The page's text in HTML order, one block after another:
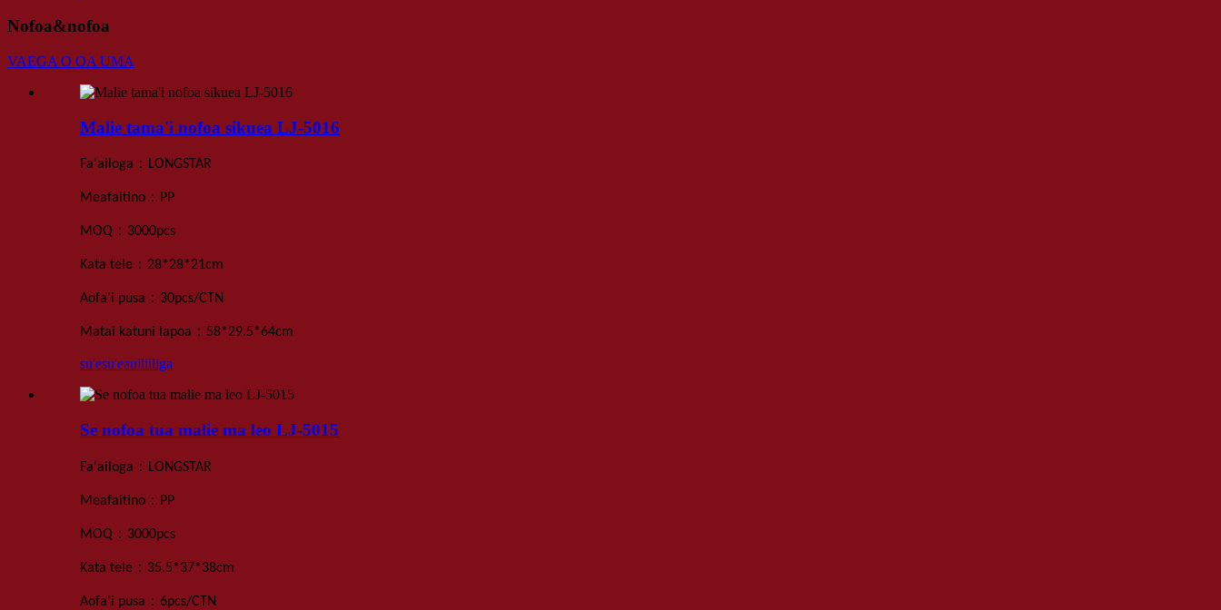
Nofoa&nofoa
VAEGA O OA UMA
Malie tama'i nofoa sikuea LJ-5016
Fa'ailoga ： LONGSTAR
Meafaitino ： PP
MOQ ： 3000pcs
Kata tele ： 28*28*21cm
Aofa'i pusa ： 30pcs/CTN
Matai katuni lapoa ： 58*29.5*64cm
su'esu'eauiliiliga
Se nofoa tua malie ma leo LJ-5015
Fa'ailoga ： LONGSTAR
Meafaitino ： PP
MOQ ： 3000pcs
Kata tele ： 35.5*37*38cm
Aofa'i pusa ： 6pcs/CTN